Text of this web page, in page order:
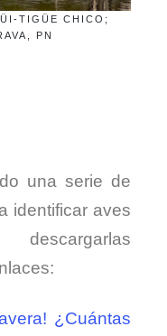
TIGÜE CHICO;
PN
una serie de
identificar aves
¿Cuántas